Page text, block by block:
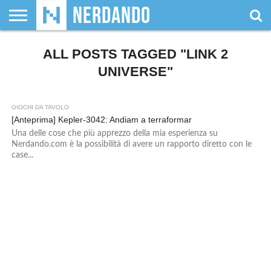
SIAMO
GIOCHI
GIOCHI
VIDEOGAMES
FUMETTI
& LIBRI
MAGIC:
DUNGEONS
WRESTLING
NERDANDO
AWARDS
BOLLINIALL POSTS TAGGED "LINK 2
UNIVERSE"
GIOCHI DA TAVOLO
[Anteprima] Kepler-3042: Andiam a terraformar
Una delle cose che più apprezzo della mia esperienza su
Nerdando.com è la possibilità di avere un rapporto diretto con le
case...